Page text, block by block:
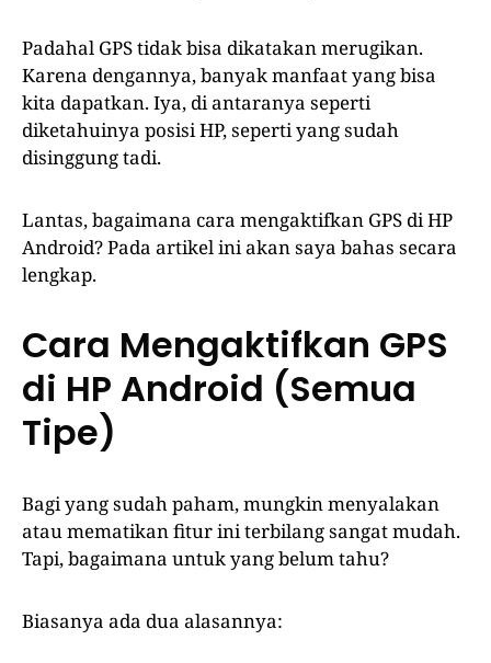
Padahal GPS tidak bisa dikatakan merugikan.
Karena dengannya, banyak manfaat yang bisa
kita dapatkan. Iya, di antaranya seperti
diketahuinya posisi HP, seperti yang sudah
disinggung tadi.
Lantas, bagaimana cara mengaktifkan GPS di HP
Android? Pada artikel ini akan saya bahas secara
lengkap.
Cara Mengaktifkan GPS
di HP Android (Semua
Tipe)
Bagi yang sudah paham, mungkin menyalakan
atau mematikan fitur ini terbilang sangat mudah.
Tapi, bagaimana untuk yang belum tahu?
Biasanya ada dua alasannya: